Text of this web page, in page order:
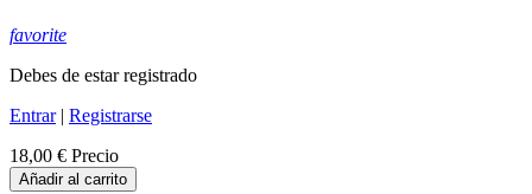
favorite
Debes de estar registrado
Entrar| Registrarse
18,00 € Precio
Añadir al carrito